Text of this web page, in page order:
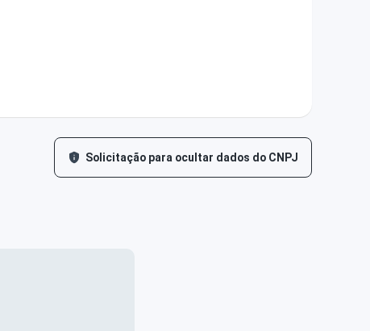
Solicitação para ocultar dados do CNPJ